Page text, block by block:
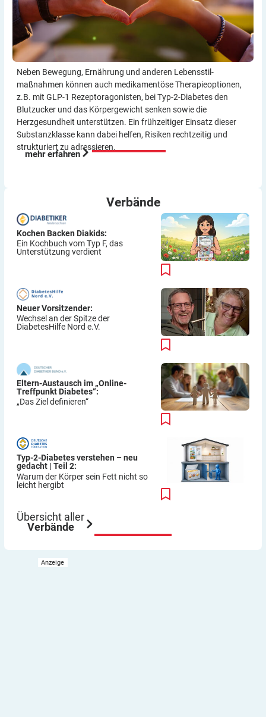
Aber meine Meinung: Der Umstieg von ICT auf Pumpe
war für mich eine sehr gute Entscheidung würde ich
immer wieder so machen.
Viel Erfolg
Thomas
Neben Bewegung, Ernährung und anderen Lebensstil­
maßnahmen können auch medikamentöse Therapie­optionen,
z.B. mit GLP-1 Rezeptor­agonisten, bei Typ-2-Diabetes den
Blutzucker und das Körper­gewicht senken sowie die
Herzgesundheit unterstützen. Ein frühzeitiger Einsatz dieser
Substanzklasse kann dabei helfen, Risiken rechtzeitig und
strukturiert zu adressieren.
mehr erfahren
Verbände
Kochen Backen Diakids:
Ein Kochbuch vom Typ F, das
Unterstützung verdient
Neuer Vorsitzender:
Wechsel an der Spitze der
DiabetesHilfe Nord e.V.
Eltern-Austausch im „Online-
Treffpunkt Diabetes“:
„Das Ziel definieren“
Typ-2-Diabetes verstehen – neu
gedacht | Teil 2:
Warum der Körper sein Fett nicht so
leicht hergibt
Übersicht aller
Verbände